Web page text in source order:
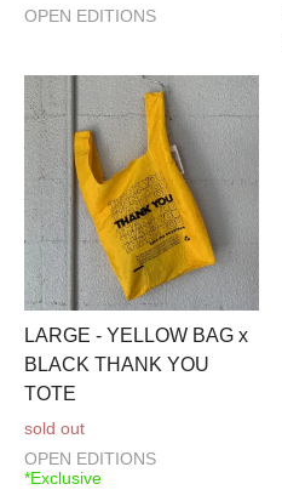
OPEN EDITIONS
LARGE - YELLOW BAG x
BLACK THANK YOU
TOTE
sold out
OPEN EDITIONS
*Exclusive